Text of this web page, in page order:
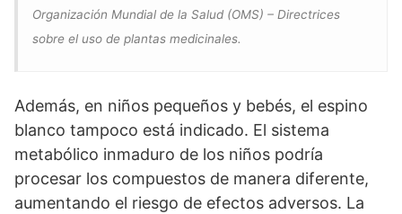
Organización Mundial de la Salud (OMS) – Directrices
sobre el uso de plantas medicinales.
Además, en niños pequeños y bebés, el espino
blanco tampoco está indicado. El sistema
metabólico inmaduro de los niños podría
procesar los compuestos de manera diferente,
aumentando el riesgo de efectos adversos. La